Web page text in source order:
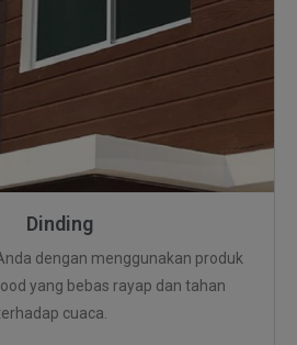
Dinding
dengan menggunakan produk
yang bebas rayap dan tahan
cuaca.